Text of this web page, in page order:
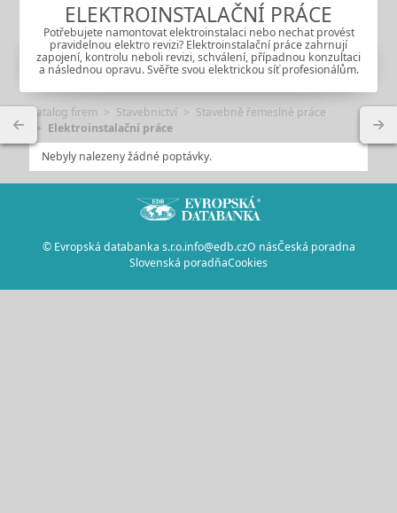
ELEKTROINSTALAČNÍ PRÁCE
Potřebujete namontovat elektroinstalaci nebo nechat provést
pravidelnou elektro revizi? Elektroinstalační práce zahrnují
zapojení, kontrolu neboli revizi, schválení, případnou konzultaci
a následnou opravu. Svěřte svou elektrickou síť profesionálům.
Katalog firem Stavebnictví
Stavebně řemeslné práce
Elektroinstalační práce
Nebyly nalezeny žádné poptávky.
© Evropská databanka s.r.o.info@edb.czO násČeská poradna
Slovenská poradňaCookies